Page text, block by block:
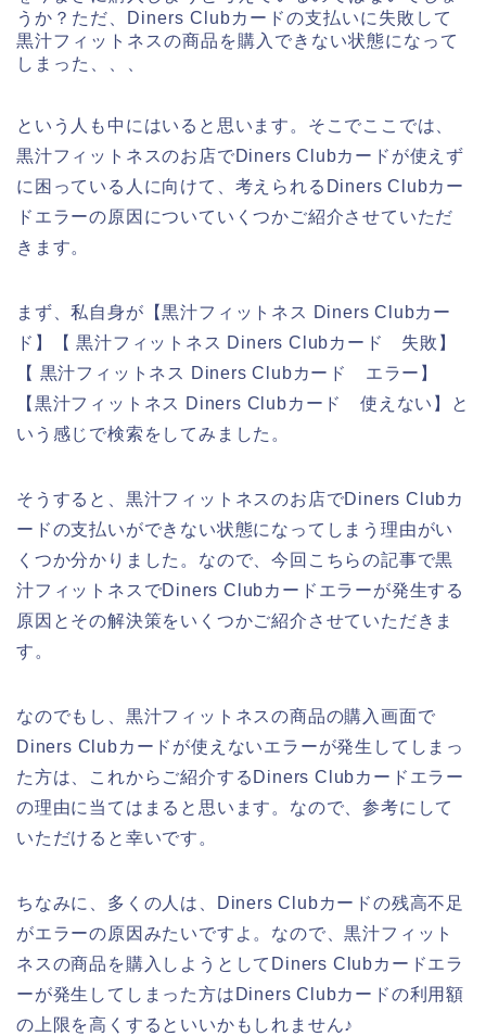
うか？ただ、Diners Clubカードの支払いに失敗して
黒汁フィットネスの商品を購入できない状態になって
しまった、、、
という人も中にはいると思います。そこでここでは、
黒汁フィットネスのお店でDiners Clubカードが使えず
に困っている人に向けて、考えられるDiners Clubカー
ドエラーの原因についていくつかご紹介させていただ
きます。
まず、私自身が【黒汁フィットネス Diners Clubカー
ド】【 黒汁フィットネス Diners Clubカード 失敗】
【 黒汁フィットネス Diners Clubカード エラー】
【黒汁フィットネス Diners Clubカード 使えない】と
いう感じで検索をしてみました。
そうすると、黒汁フィットネスのお店でDiners Clubカ
ードの支払いができない状態になってしまう理由がい
くつか分かりました。なので、今回こちらの記事で黒
汁フィットネスでDiners Clubカードエラーが発生する
原因とその解決策をいくつかご紹介させていただきま
す。
なのでもし、黒汁フィットネスの商品の購入画面で
Diners Clubカードが使えないエラーが発生してしまっ
た方は、これからご紹介するDiners Clubカードエラー
の理由に当てはまると思います。なので、参考にして
いただけると幸いです。
ちなみに、多くの人は、Diners Clubカードの残高不足
がエラーの原因みたいですよ。なので、黒汁フィット
ネスの商品を購入しようとしてDiners Clubカードエラ
ーが発生してしまった方はDiners Clubカードの利用額
の上限を高くするといいかもしれません♪